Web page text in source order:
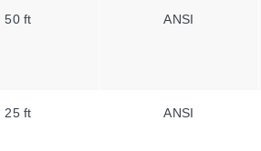
50 ft ANSI
25 ft ANSI